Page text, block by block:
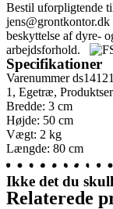
Bestil uforpligtende
jens@grontkontor.dk
beskyttelse af dyre-
arbejdsforhold.
Specifikationer
Varenummerds14121
1 , Egetræ,
Bredde: 3 cm
Højde: 50 cm
Vægt: 2 kg
Længde: 80 cm
Ikke det du
Relaterede